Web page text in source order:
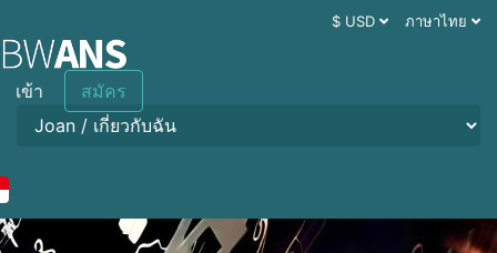
$ USD ภาษาไทย
เข้า สมัคร